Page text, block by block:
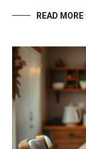
READ MORE